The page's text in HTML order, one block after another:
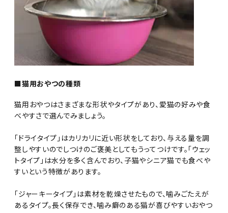
■猫用おやつの種類
猫用おやつはさまざまな形状やタイプがあり、愛猫の好みや食
べやすさで選んでみましょう。
「ドライタイプ」はカリカリに近い形状をしており、与える量を調
整しやすいのでしつけのご褒美としてもうってつけです。「ウェッ
トタイプ」は水分を多く含んでおり、子猫やシニア猫でも食べや
すいという特徴があります。
「ジャーキータイプ」は素材を乾燥させたもので、噛みごたえが
あるタイプ。長く保存でき、噛み癖のある猫が喜びやすいおやつ